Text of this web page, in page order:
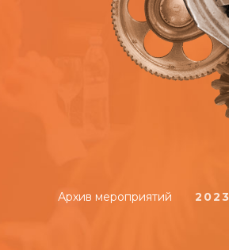
Архив мероприятий 2023